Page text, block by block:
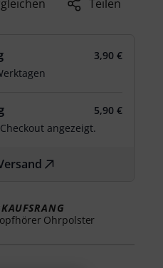
Teilen
3,90 €
5,90 €
angezeigt.
Ohrpolster